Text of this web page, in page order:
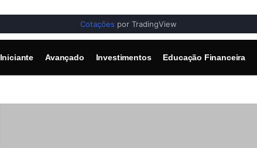
Cotações por TradingView
Iniciante Avançado Investimentos Educação Financeira